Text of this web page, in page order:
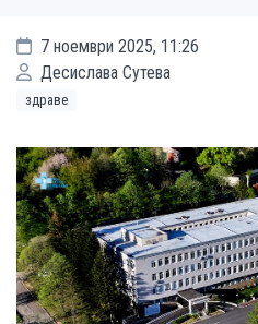
7 ноември 2025, 11:26
Десислава Сутева
здраве